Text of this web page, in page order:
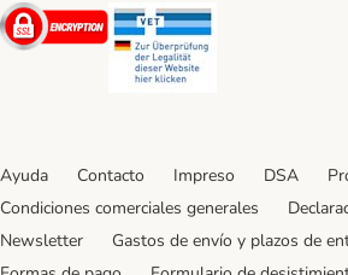
Security
Ayuda Contacto Impreso DSA
Condiciones comerciales generales
Newsletter
Gastos de envío y plazos de